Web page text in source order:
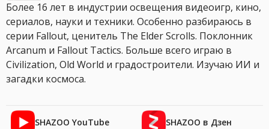
Более 16 лет в индустрии освещения видеоигр, кино,
сериалов, науки и техники. Особенно разбираюсь в
серии Fallout, ценитель The Elder Scrolls. Поклонник
Arcanum и Fallout Tactics. Больше всего играю в
Civilization, Old World и градостроители. Изучаю ИИ и
загадки космоса.
SHAZOO YouTube SHAZOO в Дзен